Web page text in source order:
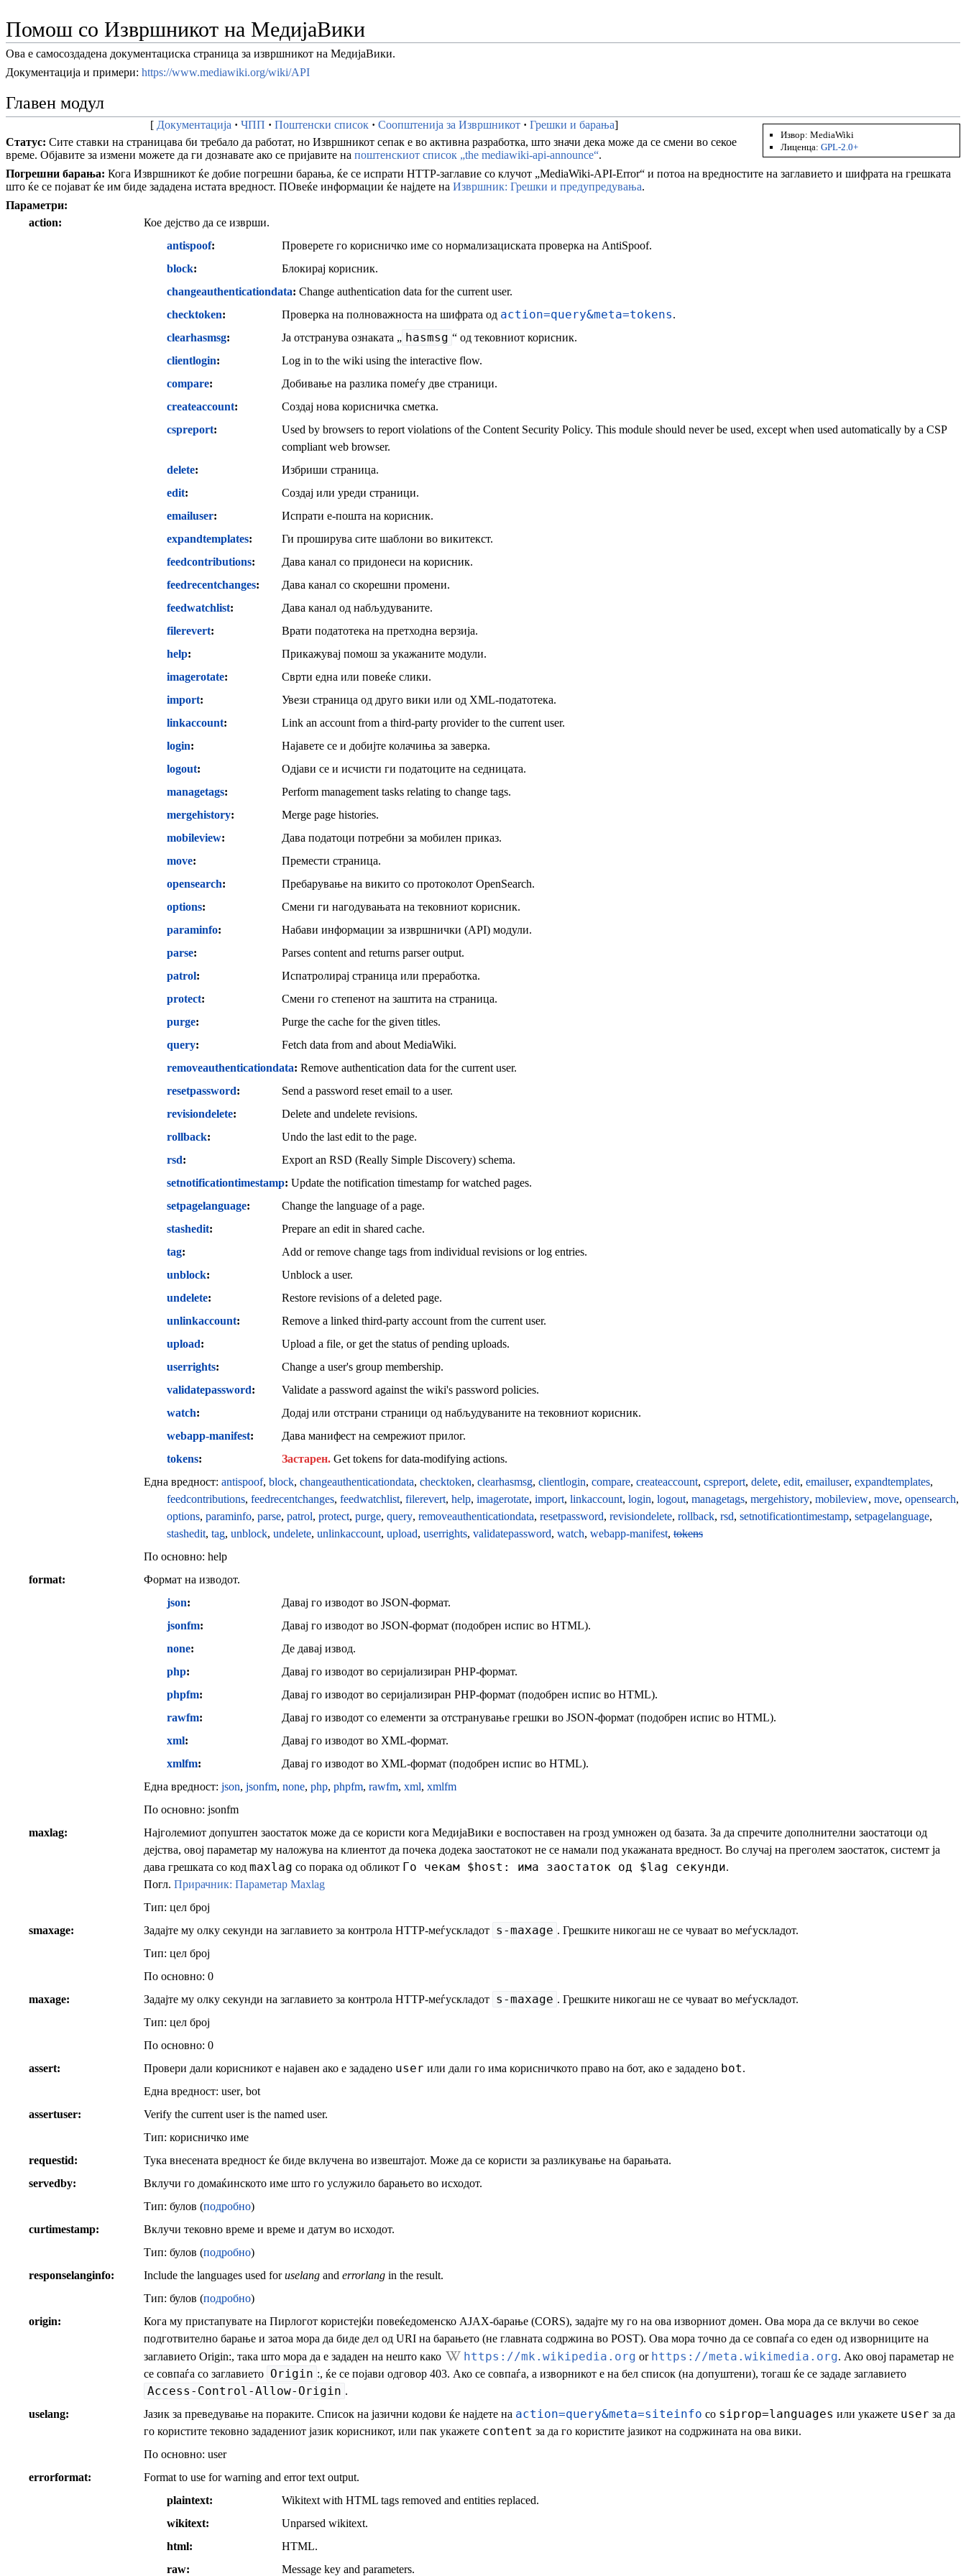
Помош со Извршникот на МедијаВики
Ова е самосоздадена документациска страница за извршникот на МедијаВики.
Документација и примери: https://www.mediawiki.org/wiki/API
Главен модул
Извор:MediaWiki
Лиценца:GPL-2.0+
Документација ЧПП Поштенски список Соопштенија за Извршникот
Грешки и барања
Статус: Сите ставки на страницава би требало да работат, но Извршникот сепак е во активна разработка, што значи дека може да се смени во секое
време. Објавите за измени можете да ги дознавате ако се пријавите на поштенскиот список „the mediawiki-api-announce“.
Погрешни барања: Кога Извршникот ќе добие погрешни барања, ќе се испрати HTTP-заглавие со клучот „MediaWiki-API-Error“ и потоа на вредностите на заглавието и шифрата на грешката
што ќе се појават ќе им биде зададена истата вредност. ПОвеќе информации ќе најдете на Извршник: Грешки и предупредувања.
Параметри:
action
Кое дејство да се изврши.
antispoof
Проверете го корисничко име со нормализациската проверка на AntiSpoof.
block
Блокирај корисник.
changeauthenticationdata Change authentication data for the current user.
checktoken
Проверка на полноважноста на шифрата од action=query&meta=tokens.
clearhasmsg
Ја отстранува ознаката „ hasmsg “ од тековниот корисник.
clientlogin
Log in to the wiki using the interactive flow.
compare
Добивање на разлика помеѓу две страници.
createaccount
Создај нова корисничка сметка.
cspreport
Used by browsers to report violations of the Content Security Policy. This module should never be used, except when used automatically by a CSP
compliant web browser.
delete
Избриши страница.
edit
Создај или уреди страници.
emailuser
Испрати е-пошта на корисник.
expandtemplates
Ги проширува сите шаблони во викитекст.
feedcontributions
Дава канал со придонеси на корисник.
feedrecentchanges
Дава канал со скорешни промени.
feedwatchlist
Дава канал од набљудуваните.
filerevert
Врати податотека на претходна верзија.
help
Прикажувај помош за укажаните модули.
imagerotate
Сврти една или повеќе слики.
import
Увези страница од друго вики или од XML-податотека.
linkaccount
Link an account from a third-party provider to the current user.
login
Најавете се и добијте колачиња за заверка.
logout
Одјави се и исчисти ги податоците на седницата.
managetags
Perform management tasks relating to change tags.
mergehistory
Merge page histories.
mobileview
Дава податоци потребни за мобилен приказ.
move
Премести страница.
opensearch
Пребарување на викито со протоколот OpenSearch.
options
Смени ги нагодувањата на тековниот корисник.
paraminfo
Набави информации за извршнички (API) модули.
parse
Parses content and returns parser output.
patrol
Испатролирај страница или преработка.
protect
Смени го степенот на заштита на страница.
purge
Purge the cache for the given titles.
query
Fetch data from and about MediaWiki.
removeauthenticationdata Remove authentication data for the current user.
resetpassword
Send a password reset email to a user.
revisiondelete
Delete and undelete revisions.
rollback
Undo the last edit to the page.
rsd
Export an RSD (Really Simple Discovery) schema.
setnotificationtimestamp Update the notification timestamp for watched pages.
setpagelanguage
Change the language of a page.
stashedit
Prepare an edit in shared cache.
tag
Add or remove change tags from individual revisions or log entries.
unblock
Unblock a user.
undelete
Restore revisions of a deleted page.
unlinkaccount
Remove a linked third-party account from the current user.
upload
Upload a file, or get the status of pending uploads.
userrights
Change a user's group membership.
validatepassword
Validate a password against the wiki's password policies.
watch
Додај или отстрани страници од набљудуваните на тековниот корисник.
webapp-manifest
Дава манифест на семрежиот прилог.
tokens
Застарен. Get tokens for data-modifying actions.
Една вредност: antispoof, block, changeauthenticationdata, checktoken, clearhasmsg, clientlogin, compare, createaccount, cspreport, delete, edit, emailuser, expandtemplates,
feedcontributions, feedrecentchanges, feedwatchlist, filerevert, help, imagerotate, import, linkaccount, login, logout, managetags, mergehistory, mobileview, move, opensearch,
options, paraminfo, parse, patrol, protect, purge, query, removeauthenticationdata, resetpassword, revisiondelete, rollback, rsd, setnotificationtimestamp, setpagelanguage,
stashedit, tag, unblock, undelete, unlinkaccount, upload, userrights, validatepassword, watch, webapp-manifest, tokens
По основно: help
format
Формат на изводот.
json
Давај го изводот во JSON-формат.
jsonfm
Давај го изводот во JSON-формат (подобрен испис во HTML).
none
Де давај извод.
php
Давај го изводот во серијализиран PHP-формат.
phpfm
Давај го изводот во серијализиран PHP-формат (подобрен испис во HTML).
rawfm
Давај го изводот со елементи за отстранување грешки во JSON-формат (подобрен испис во HTML).
xml
Давај го изводот во XML-формат.
xmlfm
Давај го изводот во XML-формат (подобрен испис во HTML).
Една вредност: json, jsonfm, none, php, phpfm, rawfm, xml, xmlfm
По основно: jsonfm
maxlag
Најголемиот допуштен заостаток може да се користи кога МедијаВики е воспоставен на грозд умножен од базата. За да спречите дополнителни заостатоци од
дејства, овој параметар му наложува на клиентот да почека додека заостатокот не се намали под укажаната вредност. Во случај на преголем заостаток, системт ја
дава грешката со код maxlag со порака од обликот Го чекам $host: има заостаток од $lag секунди.
Погл. Прирачник: Параметар Maxlag
Тип: цел број
smaxage
Задајте му олку секунди на заглавието за контрола HTTP-меѓускладот s-maxage . Грешките никогаш не се чуваат во меѓускладот.
Тип: цел број
По основно: 0
maxage
Задајте му олку секунди на заглавието за контрола HTTP-меѓускладот s-maxage . Грешките никогаш не се чуваат во меѓускладот.
Тип: цел број
По основно: 0
assert
Провери дали корисникот е најавен ако е зададено user или дали го има корисничкото право на бот, ако е зададено bot.
Една вредност: user, bot
assertuser
Verify the current user is the named user.
Тип: корисничко име
requestid
Тука внесената вредност ќе биде вклучена во извештајот. Може да се користи за разликување на барањата.
servedby
Вклучи го домаќинското име што го услужило барањето во исходот.
Тип: булов (подробно)
curtimestamp
Вклучи тековно време и време и датум во исходот.
Тип: булов (подробно)
responselanginfo
Include the languages used foruselang and errorlang in the result.
Тип: булов (подробно)
origin
Кога му пристапувате на Пирлогот користејќи повеќедоменско AJAX-барање (CORS), задајте му го на ова изворниот домен. Ова мора да се вклучи во секое
подготвително барање и затоа мора да биде дел од URI на барањето (не главната содржина во POST). Ова мора точно да се совпаѓа со еден од изворниците на
заглавието Origin:, така што мора да е зададен на нешто како
https://mk.wikipedia.org or https://meta.wikimedia.org. Ако овој параметар не
се совпаѓа со заглавието Origin :, ќе се појави одговор 403. Ако се совпаѓа, а изворникот е на бел список (на допуштени), тогаш ќе се зададе заглавието
Access-Control-Allow-Origin .
uselang
Јазик за преведување на пораките. Список на јазични кодови ќе најдете на action=query&meta=siteinfo со siprop=languages или укажете user за да
го користите тековно зададениот јазик корисникот, или пак укажете content за да го користите јазикот на содржината на ова вики.
По основно: user
errorformat
Format to use for warning and error text output.
plaintext
Wikitext with HTML tags removed and entities replaced.
wikitext
Unparsed wikitext.
html
HTML.
raw
Message key and parameters.